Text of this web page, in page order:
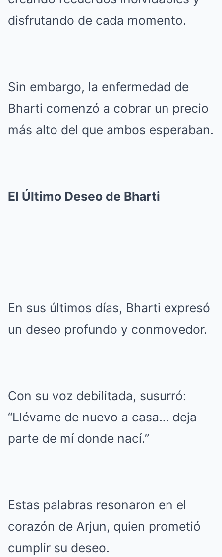
disfrutando de cada momento.
Sin embargo, la enfermedad de
Bharti comenzó a cobrar un precio
más alto del que ambos esperaban.
El Último Deseo de Bharti
En sus últimos días, Bharti expresó
un deseo profundo y conmovedor.
Con su voz debilitada, susurró:
“Llévame de nuevo a casa… deja
parte de mí donde nací.”
Estas palabras resonaron en el
corazón de Arjun, quien prometió
cumplir su deseo.